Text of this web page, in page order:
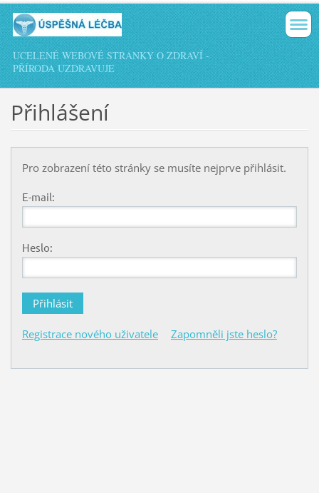
UCELENÉ WEBOVÉ STRÁNKY O ZDRAVÍ -
PŘÍRODA UZDRAVUJE
Přihlášení
Pro zobrazení této stránky se musíte nejprve přihlásit.
E-mail:
Heslo:
Registrace nového uživatele Zapomněli jste heslo?